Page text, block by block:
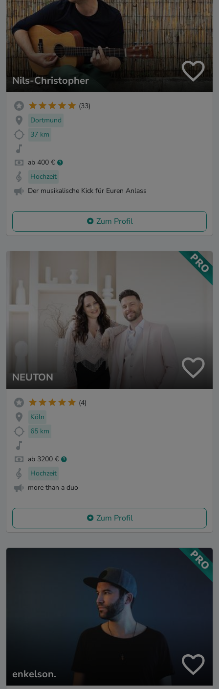
Nils-Christopher
(33)
Dortmund
37 km
ab 400 €
Hochzeit
Der musikalische Kick für Euren Anlass
Zum Profil
NEUTON
(4)
Köln
65 km
ab 3200 €
Hochzeit
more than a duo
Zum Profil
enkelson.